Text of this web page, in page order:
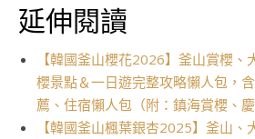
延伸閱讀
【韓國釜山櫻花2026】釜山賞櫻、
櫻景點＆一日遊完整攻略懶人包，
薦、住宿懶人包（附：鎮海賞櫻、慶
【韓國釜山楓葉銀杏2025】釜山、